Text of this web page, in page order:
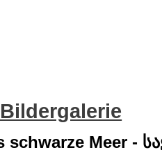
schwarze Meer -